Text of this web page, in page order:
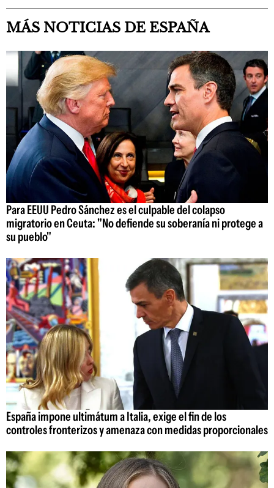
MÁS NOTICIAS DE ESPAÑA
Para EEUU Pedro Sánchez es el culpable del colapso
migratorio en Ceuta: "No defiende su soberanía ni protege a
su pueblo"
España impone ultimátum a Italia, exige el fin de los
controles fronterizos y amenaza con medidas proporcionales